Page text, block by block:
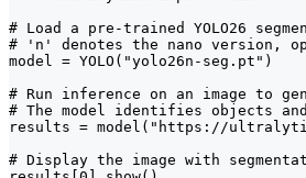
# Load a pre-trained YOLO26
# 'n' denotes the nano version,
model = YOLO("yolo26n-seg.pt")
# Run inference on an image to
# The model identifies objects
results = model("https://
# Display the image with